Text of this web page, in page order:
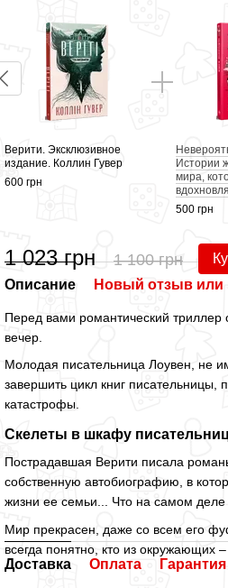
Верити. Эксклюзивное
издание. Коллин Гувер
600 грн
Истории
мира,
500 грн
1 023 грн 1 100 грн
Описание Новый отзыв или
Перед вами романтический триллер
вечер.
Молодая писательница Лоувен, не
завершить цикл книг писательницы,
катастрофы.
Скелеты в шкафу
Пострадавшая Верити писала
собственную автобиографию, в
жизни ее семьи... Что на самом
Мир прекрасен, даже со всем его
всегда понятно, кто из окружающих
Доставка Оплата Гарантия